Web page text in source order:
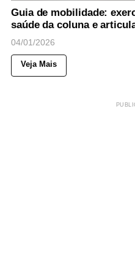
Guia de mobilidade:
saúde da coluna e
04/01/2026
Veja Mais